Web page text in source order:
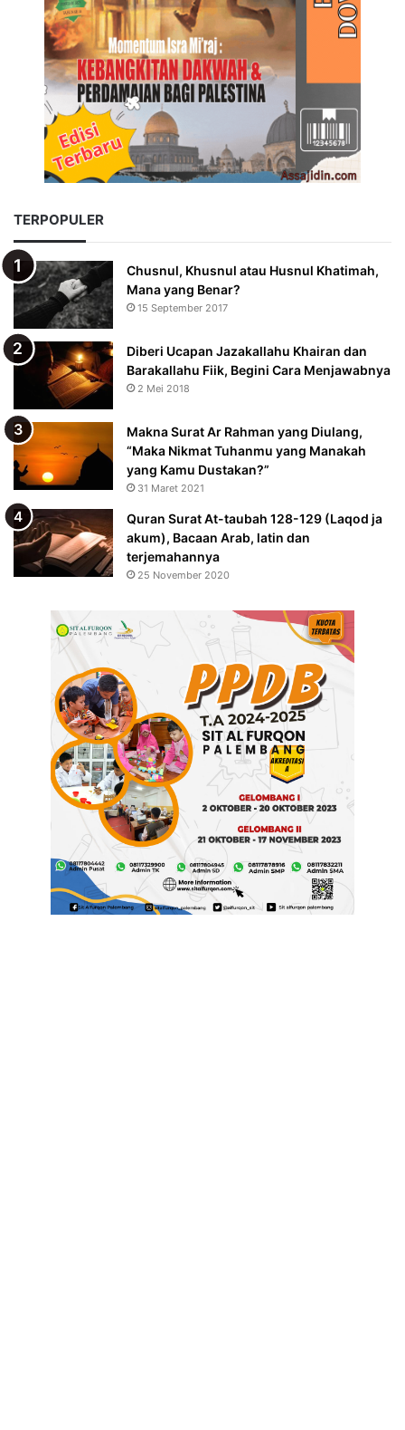
TERPOPULER
Chusnul, Khusnul atau Husnul Khatimah,
Mana yang Benar?
15 September 2017
Diberi Ucapan Jazakallahu Khairan dan
Barakallahu Fiik, Begini Cara Menjawabnya
2 Mei 2018
Makna Surat Ar Rahman yang Diulang,
“Maka Nikmat Tuhanmu yang Manakah
yang Kamu Dustakan?”
31 Maret 2021
Quran Surat At-taubah 128-129 (Laqod ja
akum), Bacaan Arab, latin dan
terjemahannya
25 November 2020